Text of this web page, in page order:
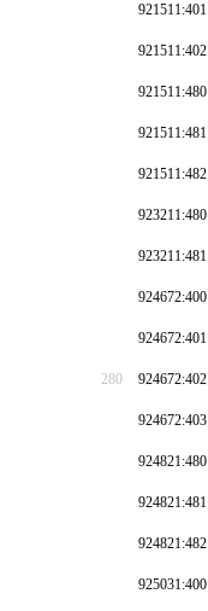
921511:401
921511:402
921511:480
921511:481
921511:482
923211:480
923211:481
924672:400
924672:401
280 924672:402
924672:403
924821:480
924821:481
924821:482
925031:400